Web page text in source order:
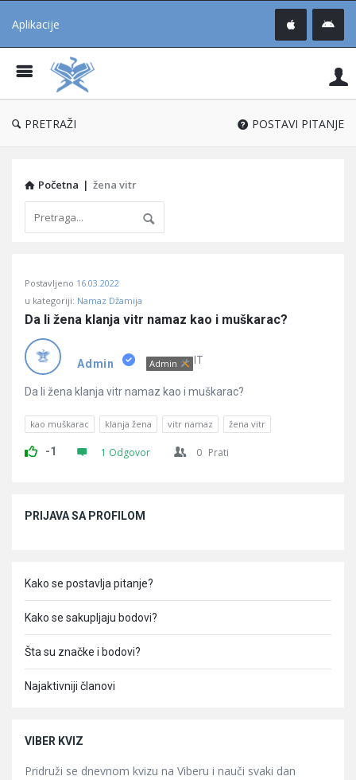
Aplikacije
®
PRETRAŽI POSTAVI PITANJE
Početna | žena vitr
Učene
Latest
Pitanja
Postavljeno 16.03.2022
u kategoriji: Namaz Džamija
Da li žena klanja vitr namaz kao i muškarac?
Admin Admin IT
Da li žena klanja vitr namaz kao i muškarac?
kao muškarac klanja žena vitr namaz žena vitr
-1 1 Odgovor 0 Prati
PRIJAVA SA PROFILOM
Kako se postavlja pitanje?
Kako se sakupljaju bodovi?
Šta su značke i bodovi?
Najaktivniji članovi
VIBER KVIZ
Pridruži se dnevnom kvizu na Viberu i nauči svaki dan